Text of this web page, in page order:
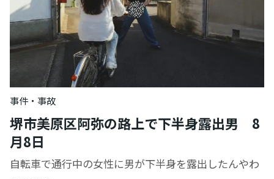
事件・事故
堺市美原区阿弥の路上で下半身露出男 8
月8日
自転車で通行中の女性に男が下半身を露出したんやわ